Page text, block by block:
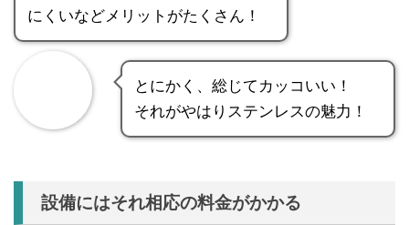
にくいなどメリットがたくさん！
とにかく、総じてカッコいい！
それがやはりステンレスの魅力！
設備にはそれ相応の料金がかかる